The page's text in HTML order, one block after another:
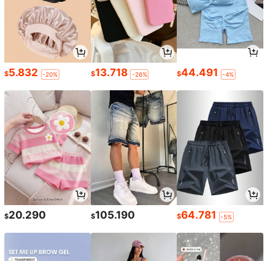
$5.832 -20% $13.718 -26% $44.491 -4%
$20.290 $105.190 $64.781 -5%